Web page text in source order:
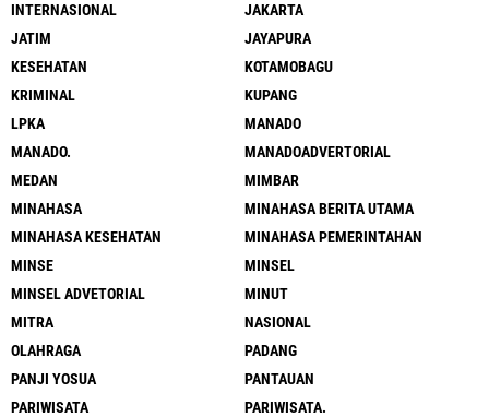
INTERNASIONAL
JAKARTA
JATIM
JAYAPURA
KESEHATAN
KOTAMOBAGU
KRIMINAL
KUPANG
LPKA
MANADO
MANADO.
MANADOADVERTORIAL
MEDAN
MIMBAR
MINAHASA
MINAHASA BERITA UTAMA
MINAHASA KESEHATAN
MINAHASA PEMERINTAHAN
MINSE
MINSEL
MINSEL ADVETORIAL
MINUT
MITRA
NASIONAL
OLAHRAGA
PADANG
PANJI YOSUA
PANTAUAN
PARIWISATA
PARIWISATA.